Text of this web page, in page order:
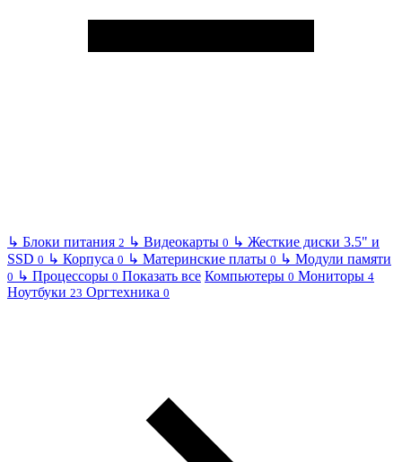
↳ Блоки питания 2 ↳ Видеокарты 0 ↳ Жесткие диски 3.5" и
SSD 0 ↳ Корпуса 0 ↳ Материнские платы 0 ↳ Модули памяти
0 ↳ Процессоры 0 Показать все Компьютеры 0 Мониторы 4
Ноутбуки 23 Оргтехника 0